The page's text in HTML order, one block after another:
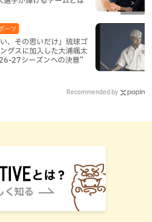
い、その思いだけ」琉球ゴ
グスに加入した大浦颯太
27シーズンへの決意”
ーツ
Recommended by